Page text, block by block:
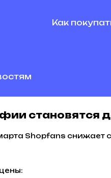
Как
становятся
Shopfans